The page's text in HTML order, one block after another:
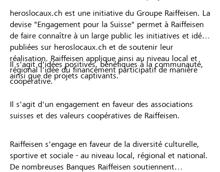
heroslocaux.ch est une initiative du Groupe Raiffeisen. La
devise "Engagement pour la Suisse" permet à Raiffeisen
de faire connaître à un large public les initiatives et idées
publiées sur heroslocaux.ch et de soutenir leur
réalisation. Raiffeisen applique ainsi au niveau local et
régional l'idée du financement participatif de manière
coopérative.
Il s'agit d'idées positives, bénéfiques à la communauté,
ainsi que de projets captivants.
Il s'agit d'un engagement en faveur des associations
suisses et des valeurs coopératives de Raiffeisen.
Raiffeisen s'engage en faveur de la diversité culturelle,
sportive et sociale - au niveau local, régional et national.
De nombreuses Banques Raiffeisen soutiennent